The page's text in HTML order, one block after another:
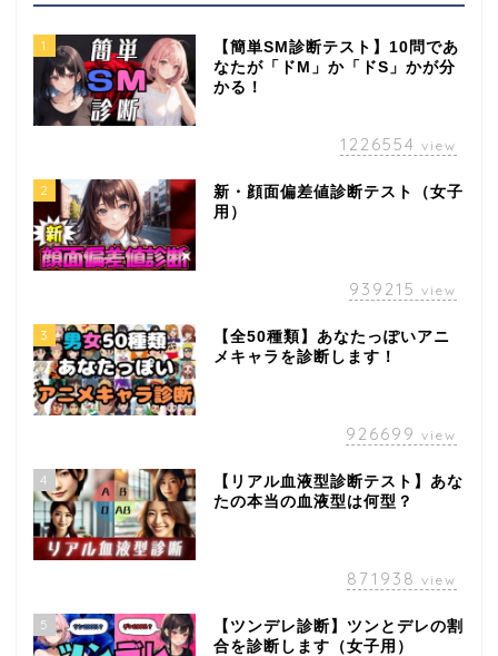
1
【簡単SM診断テスト】10問であ
なたが「ドM」か「ドS」かが分
かる！
1226554 view
2
新・顔面偏差値診断テスト（女子
用）
939215 view
3
【全50種類】あなたっぽいアニ
メキャラを診断します！
926699 view
4
【リアル血液型診断テスト】あな
たの本当の血液型は何型？
871938 view
5
【ツンデレ診断】ツンとデレの割
合を診断します（女子用）